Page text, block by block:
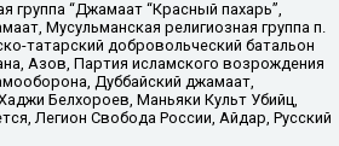
группа “Джамаат “Красный пахарь”,
Мусульманская религиозная группа п.
татарский добровольческий батальон
Азов, Партия исламского возрождения
Дуббайский джамаат,
Белхороев, Маньяки Культ Убийц,
Легион Свобода России, Айдар, Русский